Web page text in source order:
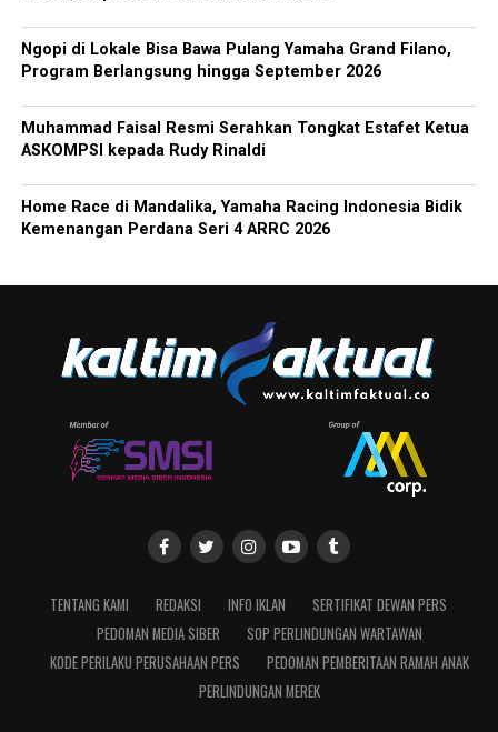
Ngopi di Lokale Bisa Bawa Pulang Yamaha Grand Filano,
Program Berlangsung hingga September 2026
Muhammad Faisal Resmi Serahkan Tongkat Estafet Ketua
ASKOMPSI kepada Rudy Rinaldi
Home Race di Mandalika, Yamaha Racing Indonesia Bidik
Kemenangan Perdana Seri 4 ARRC 2026
TENTANG KAMI REDAKSI INFO IKLAN
SERTIFIKAT DEWAN PERS
PEDOMAN MEDIA SIBER
SOP PERLINDUNGAN WARTAWAN
KODE PERILAKU PERUSAHAAN PERS
PEDOMAN PEMBERITAAN RAMAH ANAK
PERLINDUNGAN MEREK